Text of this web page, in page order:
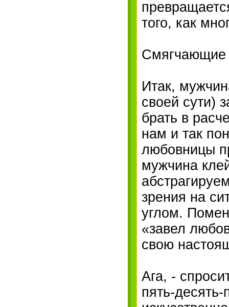
того, как
Смягчающие
Итак,
своей сути)
брать в
нам и так
любовницы
мужчина
зрения на
углом.
«завел
свою
Ага, -
пять-